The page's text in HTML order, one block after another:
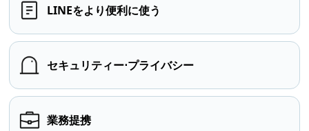
LINEをより便利に使う
セキュリティー⋅プライバシー
業務提携